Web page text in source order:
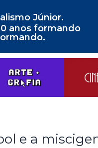
Júnior.
anos formando
e a